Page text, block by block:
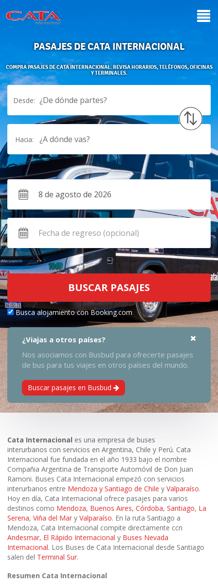
PASAJES DE CATA INTERNACIONAL
COMPRA PASAJES DE CATA INTERNACIONAL. REVISA HORARIOS, TELÉFONOS, OFICINAS
Y TERMINALES.
Desde: ¿De dónde partes?
Hacia: ¿A dónde vas?
BUSCAR PASAJES
Busca alojamiento con Booking.com
¿Viajas a otros países?
Nos asociamos con Busbud para ofrecerte pasajes
de bus para tus viajes en otros países del mundo.
Buscar pasajes en Busbud
Cata Internacional es una empresa de buses
interurbanos con servicios en Argentina, Chile y Perú. Cata
Internacional fue fundada en el año 1933 bajo el nombre
Compañia Argentina de Transporte Automóvil de Don Juan
Ramoni. Buses Cata Internacional empezó con servicios
interurbanos entre Mendoza y Santiago de Chile y Valparaíso.
Hoy en día, Cata Internacional ofrece pasajes para varios
destinos como Mendoza, Buenos Aires, Córdoba, Santiago, La
Serena, Viña del Mar y Valparaíso. En la ruta Santiago a
Mendoza, Cata Internacional compite directamente ccn
Andesmar, El Rápido Internacional y Buses Nevada
Internacional. Los Buses de Cata Internacional desde Santiago
salen del Terminal Sur.
Resumen Cata Internacional